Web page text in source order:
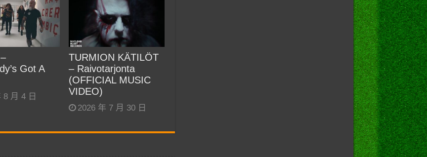
Got A
8 月 4 日
TURMION KÄTILÖT
– Raivotarjonta
(OFFICIAL MUSIC
VIDEO)
2026 年 7 月 30 日